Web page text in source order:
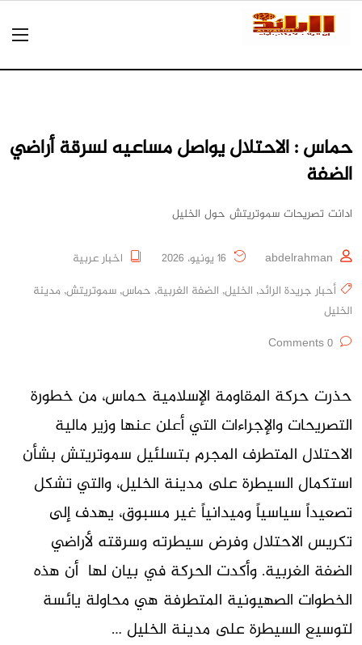
حماس : الاحتلال يواصل مساعيه لسرقة أراضي
الضفة
ادانت تصريحات سموتريتش حول الخليل
abdelrahman
اخبار عربية
أحبار جريدة الرائد, الخليل, الضفة الغربية, حماس, سموتريتش, مدينة
الخليل
حذرت حركة المقاومة الإسلامية حماس، من خطورة
التصريحات والإجراءات التي أعلن عنها وزير مالية
الاحتلال المتطرف المجرم بتسلئيل سموتريتش بشأن
استكمال السيطرة على مدينة الخليل، والتي تشكل
تصعيداً سياسياً وميدانياً غير مسبوق، يهدف إلى
تكريس الاحتلال وفرض سيطرته وسرقته لأراضي
الضفة الغربية. وأكدت الحركة في بيان لها أن هذه
الخطوات الصهيونية المتطرفة هي محاولة يائسة
لتوسيع السيطرة على مدينة الخليل …